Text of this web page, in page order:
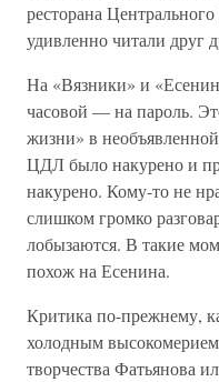
ресторана
удивленно читали друг
На «Вязники» и
часовой — на пароль.
жизни» в
ЦДЛ было накурено и
накурено. Кому-то не
слишком громко
лобызаются. В такие
похож на Есенина.
Критика по-прежнему,
холодным
творчества Фатьянова